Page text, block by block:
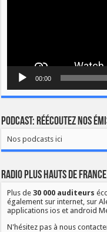
00:00
Podcast: Réécoutez nos
Nos podcasts ici
Radio Plus Hauts de
Plus de30 000 auditeurs
également sur internet, sur
applications ios et android
N'hésitez pas à nous